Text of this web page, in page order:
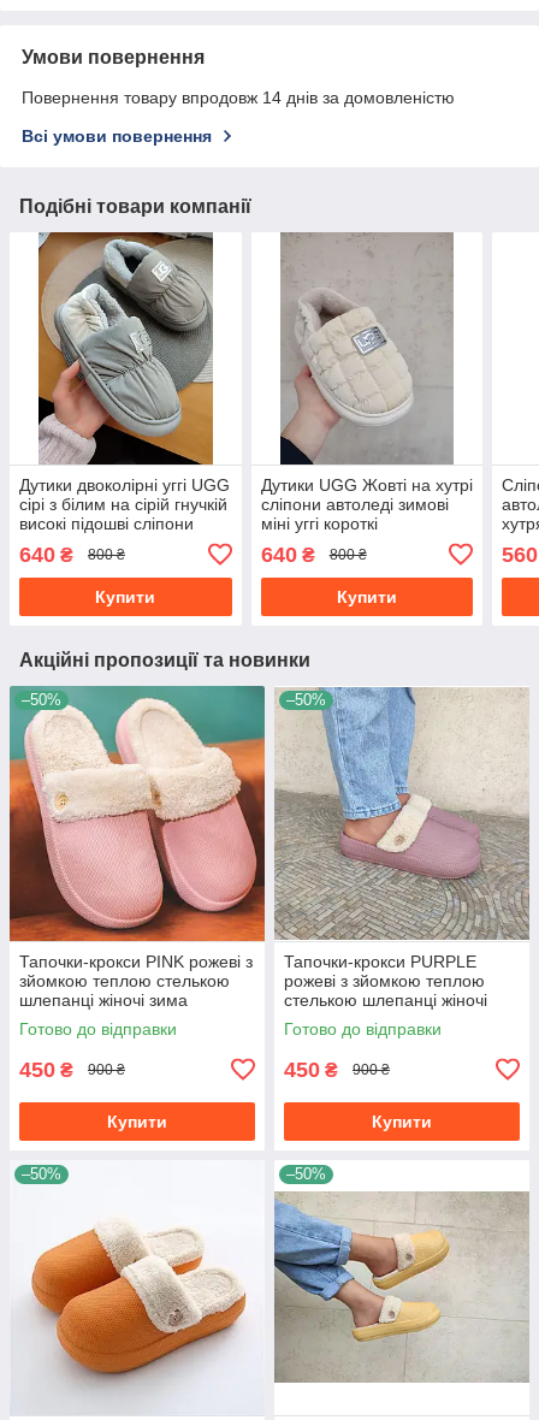
Умови повернення
Повернення товару впродовж 14 днів за домовленістю
Всі умови повернення
Подібні товари компанії
Дутики двоколірні уггі UGG
сірі з білим на сірій гнучкій
високі підошві сліпони
640 ₴ 800 ₴
Купити
Дутики UGG Жовті на хутрі
сліпони автоледі зимові
міні уггі короткі
640₴ 800 ₴
Купити
560
Акційні пропозиції та новинки
–50%
Тапочки-крокси PINK рожеві з
зйомкою теплою стелькою
шлепанці жіночі зима
Готово до відправки
450 ₴ 900 ₴
Купити
–50%
Тапочки-крокси PURPLE
рожеві з зйомкою теплою
стелькою шлепанці жіночі
зима
Готово до відправки
450 ₴ 900 ₴
Купити
–50% –50%